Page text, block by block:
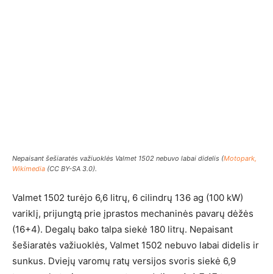
Nepaisant šešiaratės važiuoklės Valmet 1502 nebuvo labai didelis (Motopark,
Wikimedia (CC BY-SA 3.0).
Valmet 1502 turėjo 6,6 litrų, 6 cilindrų 136 ag (100 kW)
variklį, prijungtą prie įprastos mechaninės pavarų dėžės
(16+4). Degalų bako talpa siekė 180 litrų. Nepaisant
šešiaratės važiuoklės, Valmet 1502 nebuvo labai didelis ir
sunkus. Dviejų varomų ratų versijos svoris siekė 6,9